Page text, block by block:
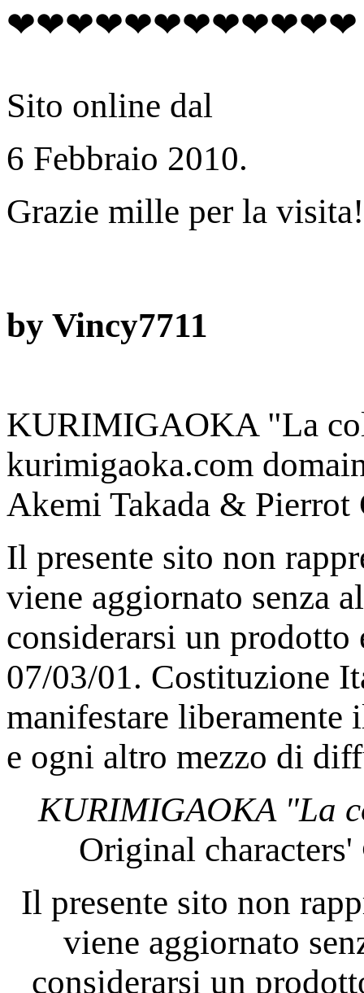
❤❤❤❤❤❤❤❤❤❤❤❤
Sito online dal
6 Febbraio 2010.
Grazie mille per la visita!
by Vincy7711
KURIMIGAOKA "La
kurimigaoka.com
Akemi Takada &
Il presente sito non
viene aggiornato senza
considerarsi un
07/03/01. Costituzione
manifestare
e ogni altro mezzo di
KURIMIGAOKA "La
Original
Il presente sito non
viene aggiornato
considerarsi un